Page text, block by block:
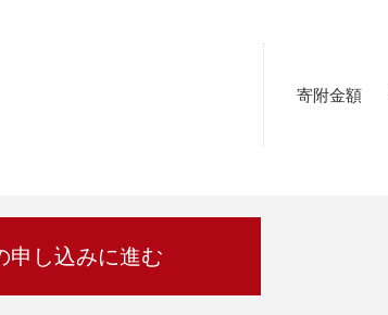
沖縄県
寄附金額